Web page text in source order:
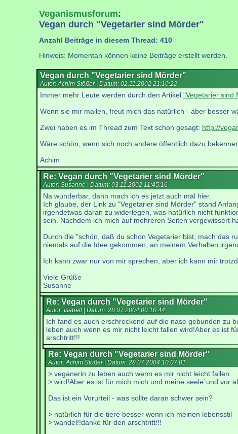
Veganismusforum:
Vegan durch "Vegetarier sind Mörder"
Anzahl Beiträge in diesem Thread: 410
Hinweis: Momentan können keine Beiträge erstellt werden.
Vegan durch "Vegetarier sind Mörder"
Autor: Achim Stößer | Datum: 02.11.2002 21:10:22
Immer mehr Leute werden durch den Artikel "Vegetarier sind
Wenn sie mir mailen, freut mich das natürlich - aber besser
Zwei haben es im Thread zum Text schon gesagt: http://
Wäre schön, wenn sich noch andere öffentlich dazu
Achim
Re: Vegan durch "Vegetarier sind Mörder"
Autor: Susanne | Datum: 03.11.2002 11:45:16
Na wunderbar, dann mach ich es jetzt auch mal hier.
Ich glaube, der Link zu "Vegetarier sind Mörder" stand
irgendetwas daran zu widerlegen, was natürlich nicht
sein. Nachdem ich mich auf mehreren Seiten vergewissert
Durch die "schön, daß du schon Vegetarier bist, mach das
niemals auf die Idee gekommen, an meinem Verhalten
Ich kann zwar nur von mir sprechen, aber ich kann mir
Viele Grüße
Susanne
Re: Vegan durch "Vegetarier sind Mörder"
Autor: Isabell | Datum: 28.07.2004 00:10:44
Ich fand es auch erschreckend auf die nase gebunden zu
leben auch wenn es mir nicht leicht fallen wird!Aber es ist
arschtritt!!!
Re: Vegan durch "Vegetarier sind Mörder"
Autor: Achim Stößer | Datum: 28.07.2004 10:07:01
> veganerin zu leben auch wenn es mir nicht leicht fallen
> wird!Aber es ist für mich mich und meine seele´und vor
Das ist ein Vorurteil - was sollte daran schwer sein?
> natürlich für die tiere besser wenn ich meinen lebensstil
> wandel!!danke für den arschtritt!!!